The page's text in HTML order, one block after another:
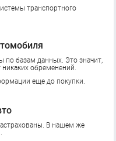
транспортного
по базам данных. Это значит,
обременений.
еще до покупки.
В нашем же